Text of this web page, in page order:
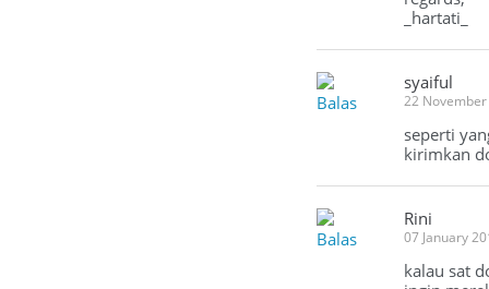
_hartati_
Balas
syaiful
22
seperti
kirimkan
Balas
Rini
07 January
kalau sat